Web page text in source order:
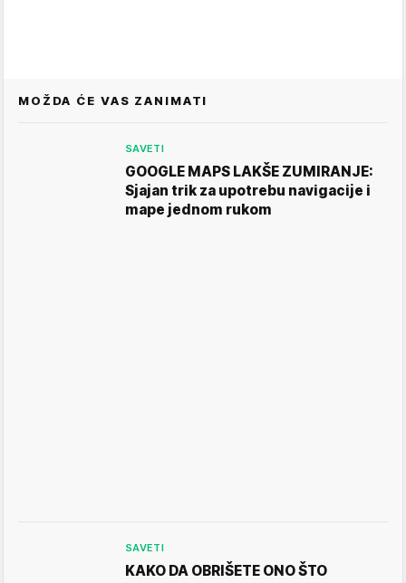
MOŽDA ĆE VAS ZANIMATI
SAVETI
GOOGLE MAPS LAKŠE ZUMIRANJE:
Sjajan trik za upotrebu navigacije i
mape jednom rukom
SAVETI
KAKO DA OBRIŠETE ONO ŠTO